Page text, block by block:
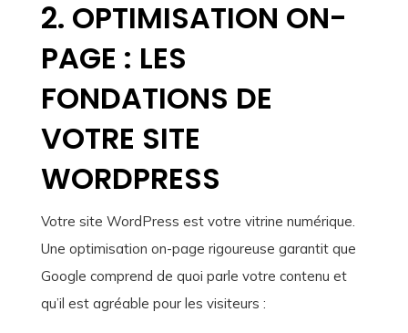
2. OPTIMISATION ON-
PAGE : LES
FONDATIONS DE
VOTRE SITE
WORDPRESS
Votre site WordPress est votre vitrine numérique.
Une optimisation on-page rigoureuse garantit que
Google comprend de quoi parle votre contenu et
qu’il est agréable pour les visiteurs :